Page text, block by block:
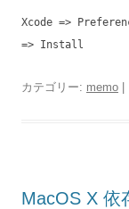
Xcode =>
=> Install
カテゴリー: memo
MacOS X 依